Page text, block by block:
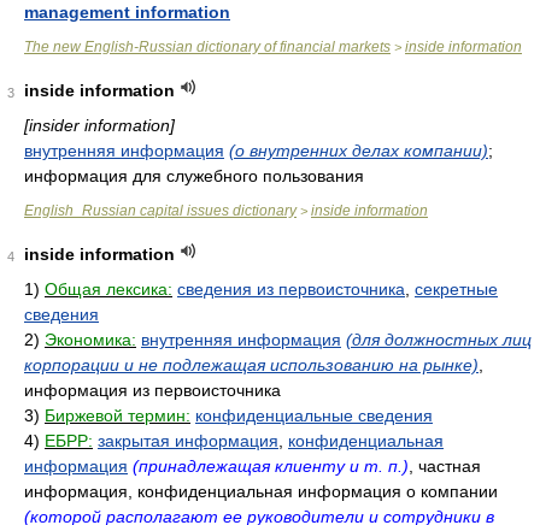
management information
The new English-Russian dictionary of financial markets > inside information
3
inside information
[insider information]
внутренняя информация (о внутренних делах компании);
информация для служебного пользования
English_Russian capital issues dictionary> inside information
4
inside information
1) Общая лексика: сведения из первоисточника секретные
сведения
2) Экономика: внутренняя информация (для должностных лиц
корпорации и не подлежащая использованию на рынке)
информация из первоисточника
3) Биржевой термин: конфиденциальные сведения
4) ЕБРР: закрытая информация
конфиденциальная
информация (принадлежащая клиенту и т. п.) , частная
информация, конфиденциальная информация о компании
(которой располагают ее руководители и сотрудники в